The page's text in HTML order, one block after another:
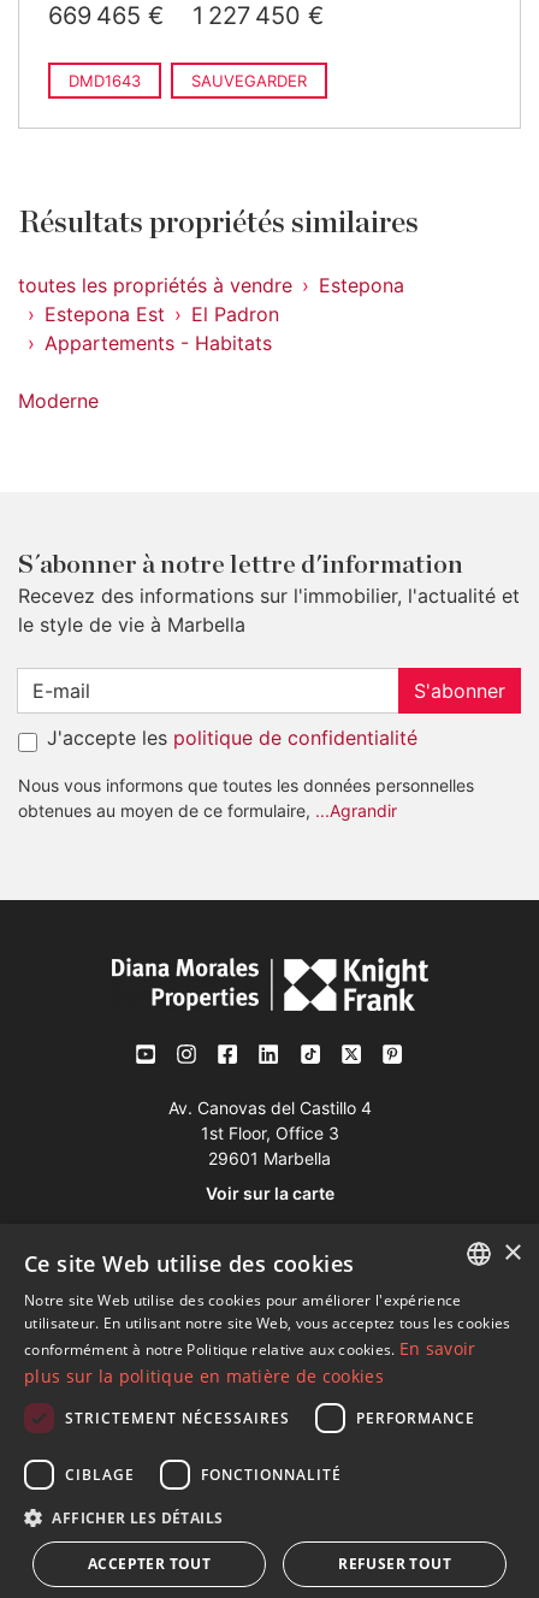
669 465 € 1 227 450 €
DMD1643 SAUVEGARDER
Résultats propriétés similaires
toutes les propriétés à vendre
Estepona
Estepona Est
El Padron
Appartements - Habitats
Moderne
S´abonner à notre lettre d'information
Recevez des informations sur l'immobilier, l'actualité et
le style de vie à Marbella
S'abonner
J'accepte les politique de confidentialité
Nous vous informons que toutes les données personnelles
obtenues au moyen de ce formulaire, ...Agrandir
Av. Canovas del Castillo 4
1st Floor, Office 3
29601 Marbella
Voir sur la carte
Tél:+34 952 765 138
Mob:+34 601 636 766
Whatsapp:+34 952 765 138
info@dmproperties.com
www.dmproperties.com
© Copyright 1989 - 2026 Diana Morales Properties Knight
Frank ·
Termes et conditions d'utilisation du site Web
Web et référencement
ENGLISH
SPANISH
×
Ce site Web utilise des cookies
Notre site Web utilise des cookies pour améliorer l'expérience
utilisateur. En utilisant notre site Web, vous acceptez tous les cookies
conformément à notre Politique relative aux cookies. En savoir
plus sur la politique en matière de cookies
STRICTEMENT NÉCESSAIRES PERFORMANCE
CIBLAGE FONCTIONNALITÉ
AFFICHER LES DÉTAILS
ACCEPTER TOUT REFUSER TOUT